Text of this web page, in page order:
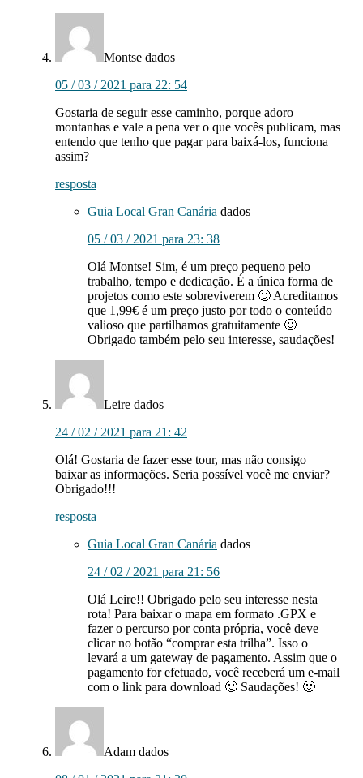
Montse dados
05 / 03 / 2021 para 22: 54
Gostaria de seguir esse caminho, porque adoro
montanhas e vale a pena ver o que vocês publicam, mas
entendo que tenho que pagar para baixá-los, funciona
assim?
resposta
Guia Local Gran Canária dados
05 / 03 / 2021 para 23: 38
Olá Montse! Sim, é um preço pequeno pelo
trabalho, tempo e dedicação. É a única forma de
projetos como este sobreviverem 🙂 Acreditamos
que 1,99€ é um preço justo por todo o conteúdo
valioso que partilhamos gratuitamente 🙂
Obrigado também pelo seu interesse, saudações!
Leire dados
24 / 02 / 2021 para 21: 42
Olá! Gostaria de fazer esse tour, mas não consigo
baixar as informações. Seria possível você me enviar?
Obrigado!!!
resposta
Guia Local Gran Canária dados
24 / 02 / 2021 para 21: 56
Olá Leire!! Obrigado pelo seu interesse nesta
rota! Para baixar o mapa em formato .GPX e
fazer o percurso por conta própria, você deve
clicar no botão “comprar esta trilha”. Isso o
levará a um gateway de pagamento. Assim que o
pagamento for efetuado, você receberá um e-mail
com o link para download 🙂 Saudações! 🙂
Adam dados